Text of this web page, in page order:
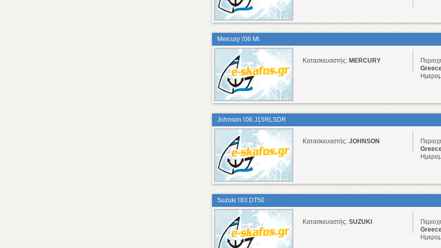
Mercury \'06 Ml
Κατασκευαστής: MERCURY
Johnson \'06 J15RLSDR
Κατασκευαστής: JOHNSON
Suzuki \'83 DT50
Κατασκευαστής: SUZUKI